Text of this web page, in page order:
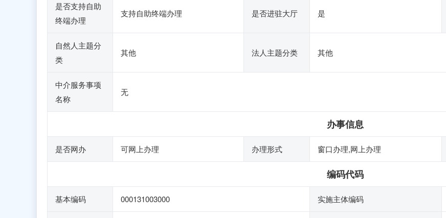
是否支持自助
终端办理
支持自助终端办理 是否进驻大厅 是
自然人主题分
类
其他 法人主题分类 其他
中介服务事项
名称
无
办事信息
是否网办 可网上办理 办理形式 窗口办理,网上办理
编码代码
基本编码 000131003000 实施主体编码